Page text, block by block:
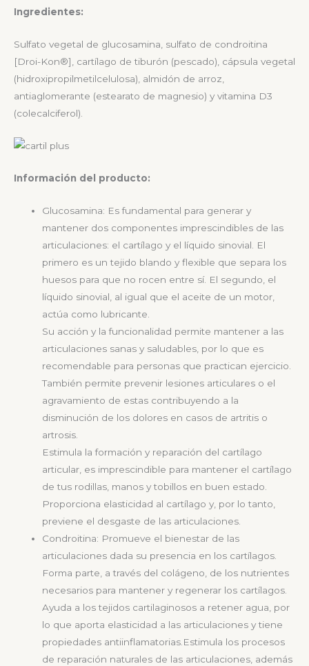
Ingredientes:
Sulfato vegetal de glucosamina, sulfato de condroitina
[Droi-Kon®], cartílago de tiburón (pescado), cápsula vegetal
(hidroxipropilmetilcelulosa), almidón de arroz,
antiaglomerante (estearato de magnesio) y vitamina D3
(colecalciferol).
Información del producto:
Glucosamina: Es fundamental para generar y
mantener dos componentes imprescindibles de las
articulaciones: el cartílago y el líquido sinovial. El
primero es un tejido blando y flexible que separa los
huesos para que no rocen entre sí. El segundo, el
líquido sinovial, al igual que el aceite de un motor,
actúa como lubricante.
Su acción y la funcionalidad permite mantener a las
articulaciones sanas y saludables, por lo que es
recomendable para personas que practican ejercicio.
También permite prevenir lesiones articulares o el
agravamiento de estas contribuyendo a la
disminución de los dolores en casos de artritis o
artrosis.
Estimula la formación y reparación del cartílago
articular, es imprescindible para mantener el cartílago
de tus rodillas, manos y tobillos en buen estado.
Proporciona elasticidad al cartílago y, por lo tanto,
previene el desgaste de las articulaciones.
Condroitina: Promueve el bienestar de las
articulaciones dada su presencia en los cartílagos.
Forma parte, a través del colágeno, de los nutrientes
necesarios para mantener y regenerar los cartílagos.
Ayuda a los tejidos cartilaginosos a retener agua, por
lo que aporta elasticidad a las articulaciones y tiene
propiedades antiinflamatorias.Estimula los procesos
de reparación naturales de las articulaciones, además